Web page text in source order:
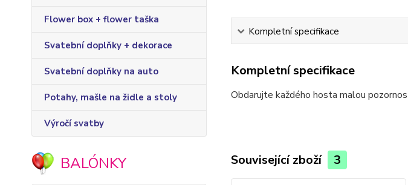
Flower box + flower taška
Svatební doplňky + dekorace
Svatební doplňky na auto
Potahy, mašle na židle a stoly
Výročí svatby
BALÓNKY
Kompletní specifikace
Kompletní specifikace
Obdarujte každého hosta malou
Související zboží 3